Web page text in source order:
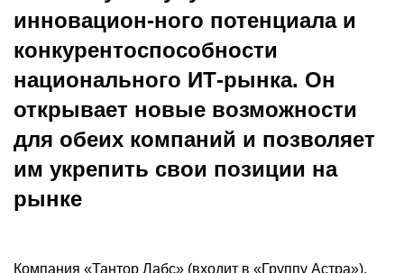
инновацион-ного потенциала и
конкурентоспособности
национального ИТ-рынка. Он
открывает новые возможности
для обеих компаний и позволяет
им укрепить свои позиции на
рынке
Компания «Тантор Лабс» (входит в «Группу Астра»),